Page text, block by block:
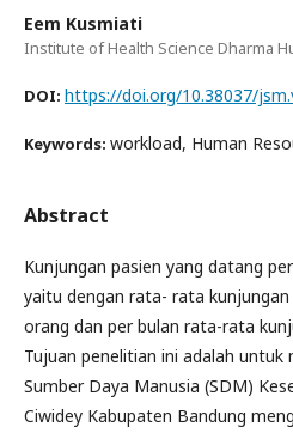
Eem Kusmiati
Institute of Health Science Dharma
DOI: https://doi.org/10.38037/
Keywords: workload, Human
Abstract
Kunjungan pasien yang datang
yaitu dengan rata- rata
orang dan per bulan rata-rata
Tujuan penelitian ini adalah untuk
Sumber Daya Manusia (SDM)
Ciwidey Kabupaten Bandung